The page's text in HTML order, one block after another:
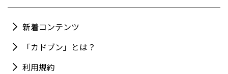
新着コンテンツ
「カドブン」とは？
利用規約